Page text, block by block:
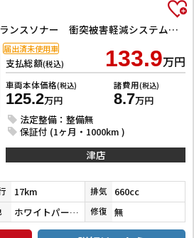
X 全周囲カメラ クリアランスソナー 衝突被害軽減システム オートライト スマートキー アイドリングストップ 電動格納ミラー ベンチシート CVT 盗難防止システム ABS ESC CD アルミホイール
支払総額(税込) 133.9万円
車両本体価格(税込)
125.2万円
諸費用(税込)
8.7万円
法定整備：整備無
保証付 (1ヶ月・1000km )
届出済未使用車
津店
17km 排気 660cc
ホワイトパール３コートパール 修復 無